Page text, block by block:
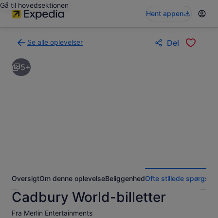
Gå til hovedsektionen
Hent appen
Se alle oplevelser
til
siden
med
Del
5+
OversigtOm denne oplevelseBeliggenhedOfte stillede
Cadbury World-billetter
Fra Merlin Entertainments